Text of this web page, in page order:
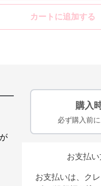
カートに追加する
購入
必ず購入前
お支払
お支払いは、ク